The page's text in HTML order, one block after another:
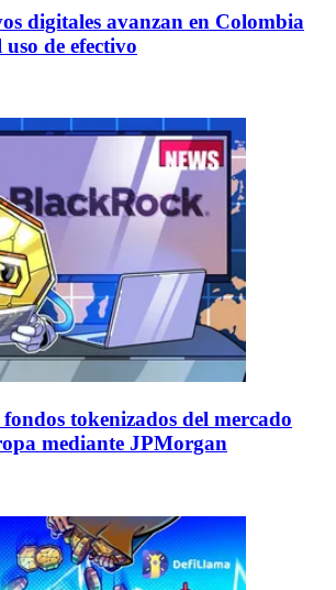
digitales avanzan en Colombia
de efectivo
tokenizados del mercado
mediante JPMorgan